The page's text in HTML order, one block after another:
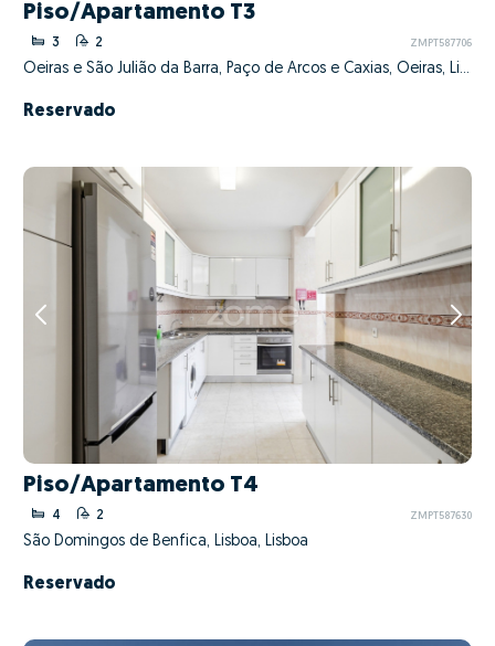
Piso/Apartamento T3
3 2 ZMPT587706
Oeiras e São Julião da Barra, Paço de Arcos e Caxias, Oeiras, Lisboa
Reservado
Piso/Apartamento T4
4 2 ZMPT587630
São Domingos de Benfica, Lisboa, Lisboa
Reservado